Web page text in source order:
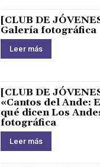
[CLUB DE
Galería fotográfica
Leer más
[CLUB DE
«Cantos del Ande:
qué dicen Los
fotográfica
Leer más